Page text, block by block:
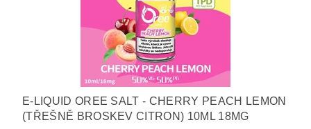
E-LIQUID OREE SALT - CHERRY PEACH LEMON
(TŘEŠNĚ BROSKEV CITRON) 10ML 18MG